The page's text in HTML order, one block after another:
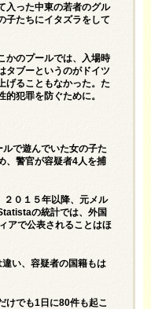
入った中東の若者のグル
子たちにイタズラをして
かのプールでは、入場時
タブーというのがドイツ
げることもなかった。た
犯罪を防ぐために。
で遊んでいた女の子た
、警官が容疑者4人を捕
２０１５年以降、元メル
の統計では、外国
アで公表されることはほ
い、容疑者の国籍もは
けでも1日に80件も起こ